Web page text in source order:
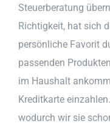
Steuerberatung
Richtigkeit, hat sich
persönliche Favorit
passenden
im Haushalt
Kreditkarte
wodurch wir sie